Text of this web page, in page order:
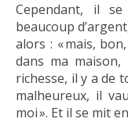
Cependant, il
beaucoup
alors : « mais,
dans ma
richesse, il y a de
malheureux, il
moi ». Et il se mit